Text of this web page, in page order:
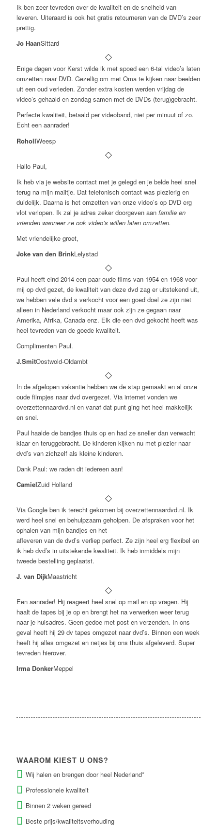
Ik ben zeer tevreden over de kwaliteit en de snelheid van
leveren. Uiteraard is ook het gratis retourneren van de DVD’s zeer
prettig.
Jo HaanSittard
Enige dagen voor Kerst wilde ik met spoed een 6-tal video’s laten
omzetten naar DVD. Gezellig om met Oma te kijken naar beelden
uit een oud verleden. Zonder extra kosten werden vrijdag de
video’s gehaald en zondag samen met de DVDs (terug)gebracht.
Perfecte kwaliteit, betaald per videoband, niet per minuut of zo.
Echt een aanrader!
RohollWeesp
Hallo Paul,
Ik heb via je website contact met je gelegd en je belde heel snel
terug na mijn mailtje. Dat telefonisch contact was plezierig en
duidelijk. Daarna is het omzetten van onze video’s op DVD erg
vlot verlopen. Ik zal je adres zeker doorgeven aan familie en
vrienden wanneer ze ook video’s willen laten omzetten.
Met vriendelijke groet,
Joke van den BrinkLelystad
Paul heeft eind 2014 een paar oude films van 1954 en 1968 voor
mij op dvd gezet, de kwaliteit van deze dvd zag er uitstekend uit,
we hebben vele dvd s verkocht voor een goed doel ze zijn niet
alleen in Nederland verkocht maar ook zijn ze gegaan naar
Amerika, Afrika, Canada enz. Elk die een dvd gekocht heeft was
heel tevreden van de goede kwaliteit.
Complimenten Paul.
J.SmitOostwold-Oldambt
In de afgelopen vakantie hebben we de stap gemaakt en al onze
oude filmpjes naar dvd overgezet. Via internet vonden we
overzettennaardvd.nl en vanaf dat punt ging het heel makkelijk
en snel.
Paul haalde de bandjes thuis op en had ze sneller dan verwacht
klaar en teruggebracht. De kinderen kijken nu met plezier naar
dvd’s van zichzelf als kleine kinderen.
Dank Paul: we raden dit iedereen aan!
CamielZuid Holland
Via Google ben ik terecht gekomen bij overzettennaardvd.nl. Ik
werd heel snel en behulpzaam geholpen. De afspraken voor het
ophalen van mijn bandjes en het
afleveren van de dvd’s verliep perfect. Ze zijn heel erg flexibel en
ik heb dvd’s in uitstekende kwaliteit. Ik heb inmiddels mijn
tweede bestelling geplaatst.
J. van DijkMaastricht
Een aanrader! Hij reageert heel snel op mail en op vragen. Hij
haalt de tapes bij je op en brengt het na verwerken weer terug
naar je huisadres. Geen gedoe met post en verzenden. In ons
geval heeft hij 29 dv tapes omgezet naar dvd’s. Binnen een week
heeft hij alles omgezet en netjes bij ons thuis afgeleverd. Super
tevreden hierover.
Irma DonkerMeppel
WAAROM KIEST U ONS?
Wij halen en brengen door heel Nederland*
Professionele kwaliteit
Binnen 2 weken gereed
Beste prijs/kwaliteitsverhouding